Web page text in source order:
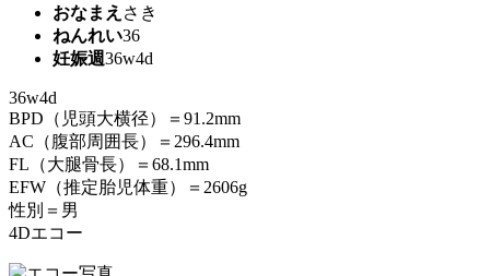
おなまえ さき
ねんれい36
妊娠週36w4d
36w4d
BPD（児頭大横径）＝91.2mm
AC（腹部周囲長）＝296.4mm
FL（大腿骨長）＝68.1mm
EFW（推定胎児体重）＝2606g
性別＝男
4Dエコー